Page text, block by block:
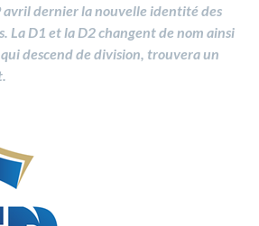
avril dernier la nouvelle identité des
La D1 et la D2 changent de nom ainsi
qui descend de division, trouvera un